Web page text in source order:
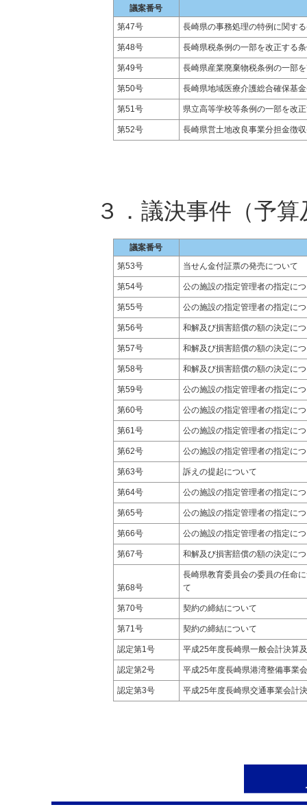
議案番号
第47号
長崎県の事務処理の特例に関す
第48号 長崎県税条例の一部を改正する
第49号 長崎県産業廃棄物税条例の一部
第50号 長崎県地域医療介護総合確保基
第51号 県立高等学校等条例の一部を改
第52号 長崎県営土地改良事業分担金徴
３．議決事件（予
議案番号
第53号
当せん金付証票の発売について
第54号 公の施設の指定管理者の指定に
第55号 公の施設の指定管理者の指定に
第56号 和解及び損害賠償の額の決定に
第57号 和解及び損害賠償の額の決定に
第58号 和解及び損害賠償の額の決定に
第59号 公の施設の指定管理者の指定に
第60号 公の施設の指定管理者の指定に
第61号 公の施設の指定管理者の指定に
第62号 公の施設の指定管理者の指定に
第63号 訴えの提起について
第64号 公の施設の指定管理者の指定に
第65号 公の施設の指定管理者の指定に
第66号 公の施設の指定管理者の指定に
第67号 和解及び損害賠償の額の決定に
第68号
長崎県教育委員会の委員の任命
て
第70号 契約の締結について
第71号 契約の締結について
認定第1号 平成25年度長崎県一般会計決算
認定第2号 平成25年度長崎県港湾整備事業
認定第3号 平成25年度長崎県交通事業会計